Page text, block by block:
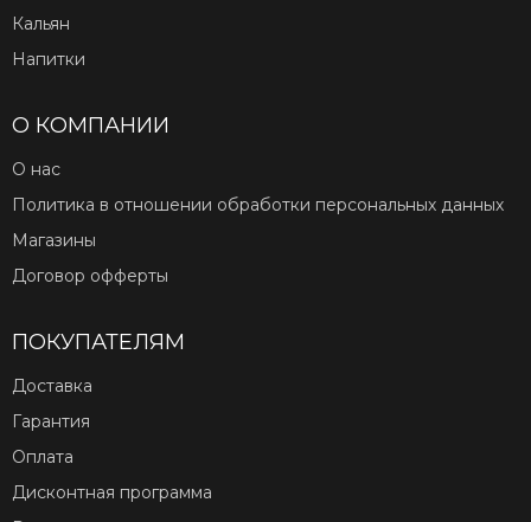
Кальян
Напитки
О КОМПАНИИ
О нас
Политика в отношении обработки персональных данных
Магазины
Договор офферты
ПОКУПАТЕЛЯМ
Доставка
Гарантия
Оплата
Дисконтная программа